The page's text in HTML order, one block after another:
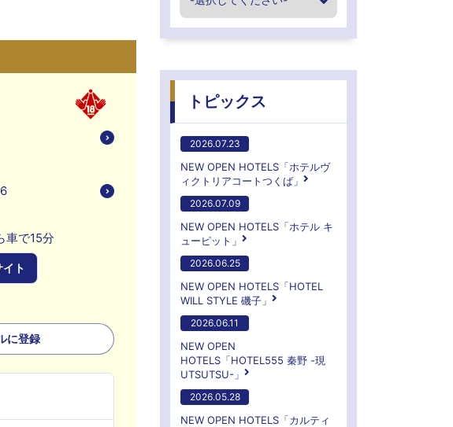
車で15分
ト
に登録
トピックス
2026.07.23
NEW OPEN HOTELS「ホテルヴ
ィクトリアコートつくば」
2026.07.09
NEW OPEN HOTELS「ホテル キ
ューピット」
2026.06.25
NEW OPEN HOTELS「HOTEL
WILL STYLE 磯子」
2026.06.11
NEW OPEN
HOTELS「HOTEL555 秦野 -現
UTSUTSU-」
2026.05.28
NEW OPEN HOTELS「カルティ